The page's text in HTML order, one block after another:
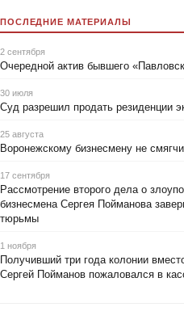
ПОСЛЕДНИЕ МАТЕРИАЛЫ
2 сентября
Очередной актив бывшего
30 июля
Суд разрешил продать резиденции
25 августа
Воронежскому бизнесмену не
17 сентября
Рассмотрение второго дела о
бизнесмена Сергея Пойманова
тюрьмы
1 ноября
Получивший три года колонии
Сергей Пойманов пожаловался в